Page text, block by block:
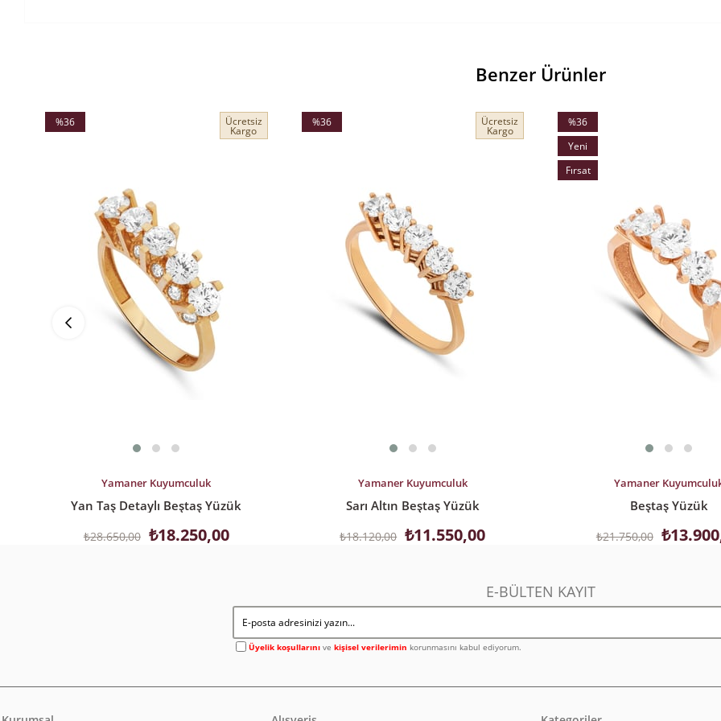
Benzer Ürünler
SEPETE EKLE
%36
Ücretsiz
Kargo
Yamaner Kuyumculuk
Yan Taş Detaylı Beştaş Yüzük
₺18.250,00
₺28.650,00
SEPETE EKLE
%36
Ücretsiz
Kargo
Yamaner Kuyumculuk
Sarı Altın Beştaş Yüzük
₺11.550,00
₺18.120,00
SEPETE EKLE
%36
İndirim
%36İndirim
Yeni
Ürün
Fırsat
Yamaner
Beştaş Yüzük
₺21.750,00
E-BÜLTEN KAYIT
Üyelik koşullarınıve kişisel verilerimin korunmasını kabul ediyorum.